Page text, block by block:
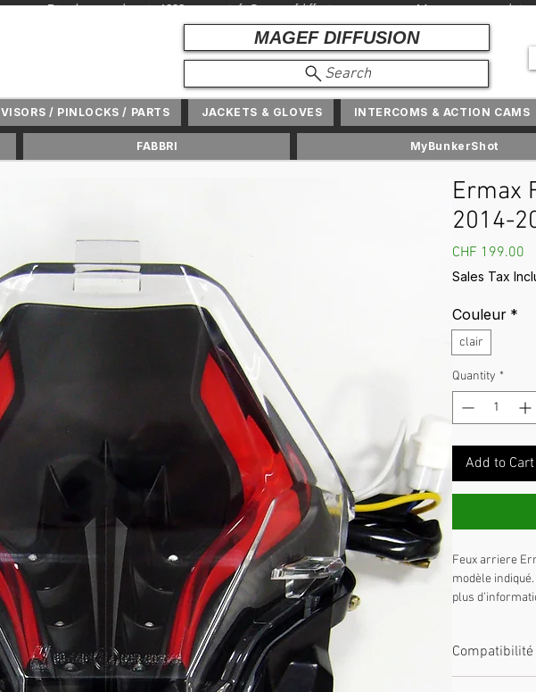
+ Distributeur depuis 1982 + info@ magefdiffusion.com + Marques et produits
MAGEF DIFFUSION
Search
Ermax
2014-
CHF 199.00
Sales Tax
Couleur *
clair
Quantity *
Add to Cart
Feux arriere
modèle
plus
Compatibilité
VISORS / PINLOCKS / PARTS JACKETS & GLOVES INTERCOMS & ACTION CAMS
FABBRI MyBunkerShot